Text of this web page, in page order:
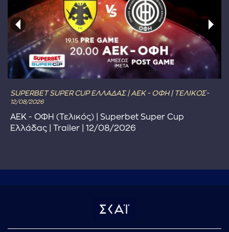
SUPERBET SUPER CUP ΕΛΛΑΔΑΣ | ΑΕΚ - ΟΦΗ | ΤΕΛΙΚΟΣ-
12/08/2026
ΑΕΚ - ΟΦΗ (Τελικός) | Superbet Super Cup
Ελλάδας | Trailer | 12/08/2026